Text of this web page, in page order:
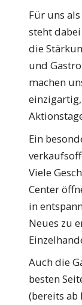
Für uns
steht
die
und
machen
Ein
Viele
Center
in
Neues zu
Auch die
besten
(bereits ab